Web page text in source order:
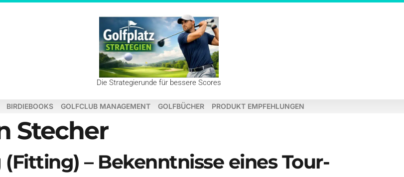
Die Strategierunde für bessere Scores
BIRDIEBOOKS GOLFCLUB MANAGEMENT GOLFBÜCHER PRODUKT EMPFEHLUNGEN
Stecher
– Bekenntnisse eines Tour-